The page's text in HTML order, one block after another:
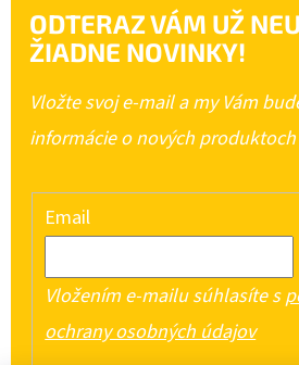
ODTERAZ VÁM UŽ
ŽIADNE NOVINKY!
Vložte svoj e-mail a my Vám
informácie o nových
Email
Vložením e-mailu súhlasíte s
ochrany osobných údajov